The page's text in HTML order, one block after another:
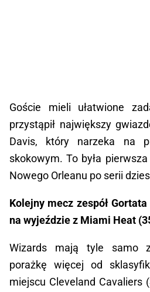
Goście mieli ułatwione
przystąpił największy
Davis, który narzeka na
skokowym. To była
Nowego Orleanu po serii
Kolejny mecz zespół
na wyjeździe z Miami Heat
Wizards mają tyle samo
porażkę więcej od
miejscu Cleveland Cavaliers